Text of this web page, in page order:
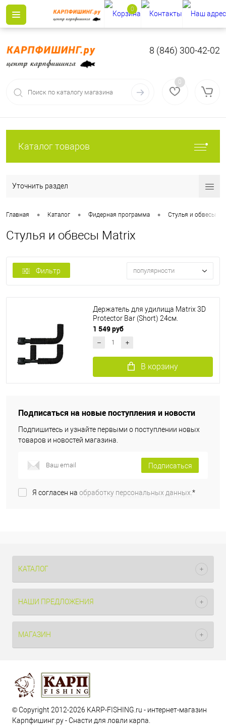
8 (846) 300-42-02
0
Каталог товаров
Уточнить раздел
Главная • Каталог • Фидерная программа • Стулья и обвесы
Стулья и обвесы Matrix
Фильтр популярности
Держатель для удилища Matrix 3D
Protector Bar (Short) 24см.
1 549 руб
В корзину
Подписаться на новые поступления и новости
Подпишитесь и узнайте первыми о поступлении новых
товаров и новостей магазина.
Подписаться
Я согласен на обработку персональных данных.*
КАТАЛОГ
НАШИ ПРЕДЛОЖЕНИЯ
МАГАЗИН
© Copyright 2012-2026 KARP-FISHING.ru - интернет-магазин
Карпфишинг.ру - Снасти для ловли карпа.
0